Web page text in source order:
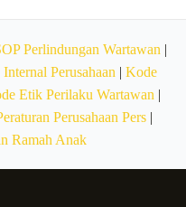
Perlindungan Wartawan |
Perusahaan | Kode
Etik Perilaku Wartawan |
Perusahaan Pers|
Ramah Anak